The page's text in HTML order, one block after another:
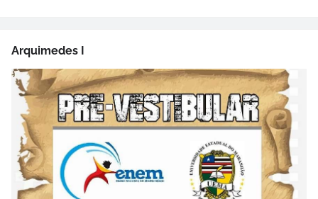
Arquimedes I